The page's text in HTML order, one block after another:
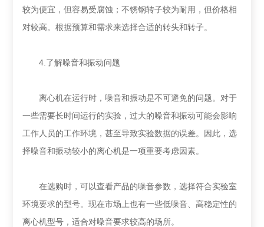
较为便宜，但容易受腐蚀；不锈钢转子较为耐用，但价格相
对较高。根据预算和需求来选择合适的转头和转子。
4.了解噪音和振动问题
离心机在运行时，噪音和振动是不可避免的问题。对于
一些需要长时间运行的实验，过大的噪音和振动可能会影响
工作人员的工作环境，甚至导致实验数据的误差。因此，选
择噪音和振动较小的离心机是一项重要考虑因素。
在选购时，可以查看产品的噪音参数，选择符合实验室
环境要求的型号。现在市场上也有一些低噪音、高稳定性的
离心机型号，适合对噪音要求较高的场所。